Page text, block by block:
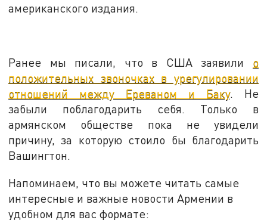
американского издания.
Ранее мы писали, что в США заявили о
положительных звоночках в урегулировании
отношений между Ереваном и Баку. Не
забыли поблагодарить себя. Только в
армянском обществе пока не увидели
причину, за которую стоило бы благодарить
Вашингтон.
Напоминаем, что вы можете читать самые
интересные и важные новости Армении в
удобном для вас формате: